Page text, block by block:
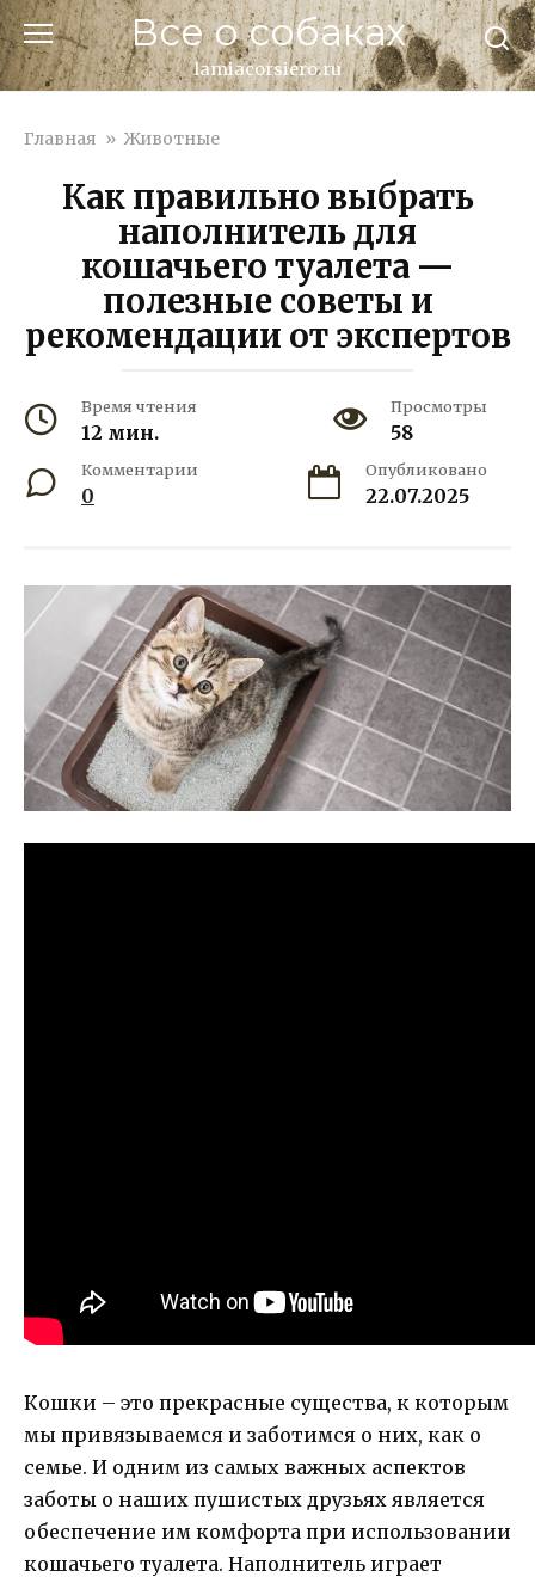
Перейти
к
контенту
Все о собаках
lamiacorsiero.ru
Главная » Животные
Как правильно выбрать
наполнитель для
кошачьего туалета —
полезные советы и
рекомендации от экспертов
Время чтения
12 мин.
Просмотры
58
Комментарии
0
Опубликовано
22.07.2025
Кошки – это прекрасные существа, к которым
мы привязываемся и заботимся о них, как о
семье. И одним из самых важных аспектов
заботы о наших пушистых друзьях является
обеспечение им комфорта при использовании
кошачьего туалета. Наполнитель играет